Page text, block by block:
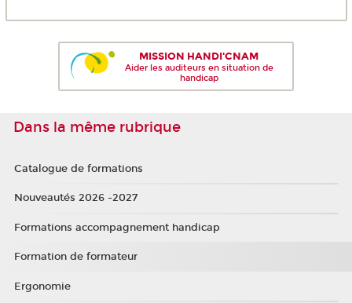
MISSION HANDI'CNAM
Aider les auditeurs en situation de
handicap
Dans la même rubrique
Catalogue de formations
Nouveautés 2026 -2027
Formations accompagnement handicap
Formation de formateur
Ergonomie